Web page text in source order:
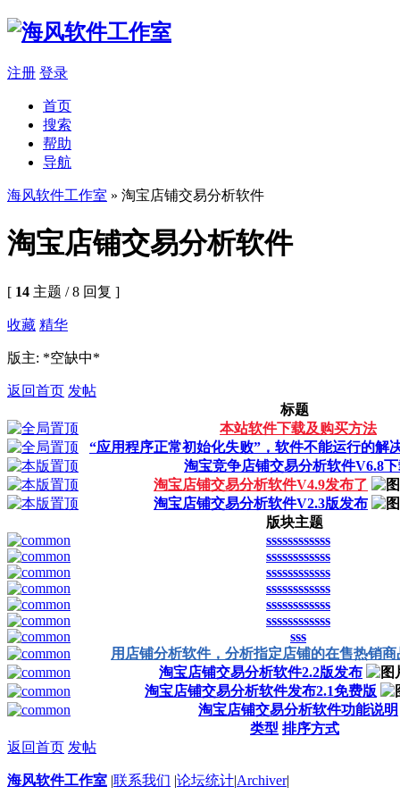
注册 登录
首页
搜索
帮助
导航
海风软件工作室 » 淘宝店铺交易分析软件
淘宝店铺交易分析软件
[ 14 主题 / 8 回复 ]
收藏 精华
版主: *空缺中*
返回首页 发帖
标题
本站软件下载及购买方法
“应用程序正常初始化失败”，软件不能运行的解
淘宝竞争店铺交易分析软件V6.8
淘宝店铺交易分析软件V4.9发布了
淘宝店铺交易分析软件V2.3版发布
版块主题
ssssssssssss
ssssssssssss
ssssssssssss
ssssssssssss
ssssssssssss
ssssssssssss
sss
用店铺分析软件，分析指定店铺的在售热销商
淘宝店铺交易分析软件2.2版发布
淘宝店铺交易分析软件发布2.1免费版
淘宝店铺交易分析软件功能说明
类型 排序方式
返回首页 发帖
海风软件工作室 |联系我们 |论坛统计|Archiver|